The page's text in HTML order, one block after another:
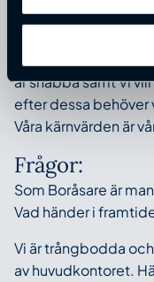
företag och inte ha
Våra fyra
är snabba samt Vi
efter dessa
Våra kärnvärden är
Frågor:
Som Boråsare är
Vad händer i
Vi är trångbodda
av huvudkontoret.